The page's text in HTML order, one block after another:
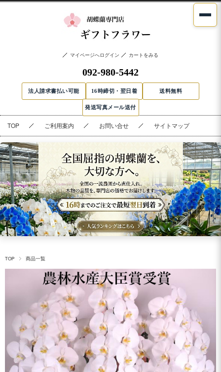
マイページへログイン カートをみる
092-980-5442
法人請求書払い可能 16時締切・翌日着 送料無料
発送写真メール送付
TOP ご利用案内 お問い合せ サイトマップ
TOP 商品一覧